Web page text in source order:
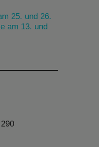
25. und 26.
am 13. und